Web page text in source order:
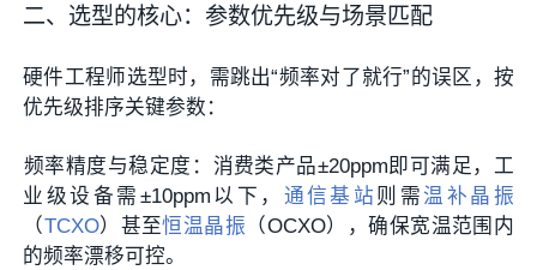
二、选型的核心：参数优先级与场景匹配
硬件工程师选型时，需跳出“频率对了就行”的误区，按
优先级排序关键参数：
频率精度与稳定度 ‌：消费类产品±20ppm即可满足，工
业级设备需±10ppm以下， 通信基站 则需温补晶振
（TCXO）甚至恒温晶振 （OCXO），确保宽温范围内
的频率漂移可控。